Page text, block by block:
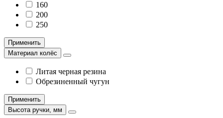
160
200
250
Применить
Материал колёс
Литая черная резина
Обрезиненный чугун
Применить
Высота ручки, мм